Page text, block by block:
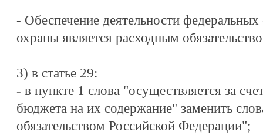
- Обеспечение деятельности федеральных
охраны является расходным
3) в статье 29:
- в пункте 1 слова "осуществляется за
бюджета на их содержание" заменить
обязательством Российской Федерации";